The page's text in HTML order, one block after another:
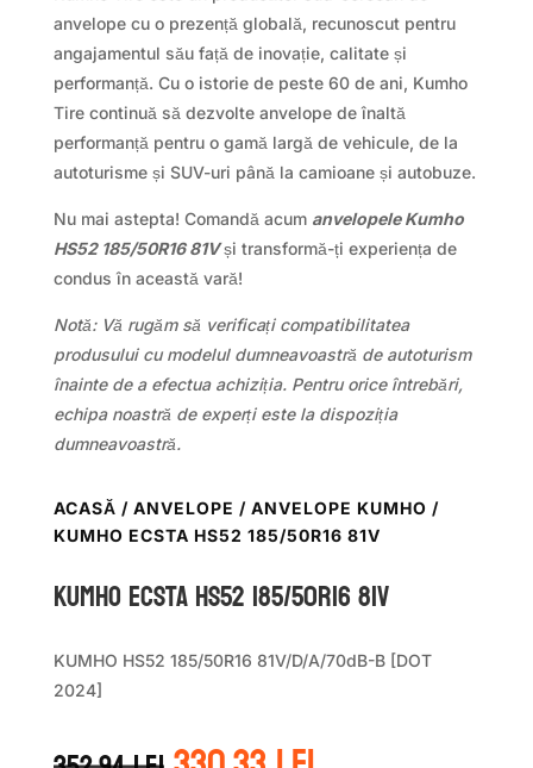
anvelope cu o prezență globală, recunoscut pentru
angajamentul său față de inovație, calitate și
performanță. Cu o istorie de peste 60 de ani, Kumho
Tire continuă să dezvolte anvelope de înaltă
performanță pentru o gamă largă de vehicule, de la
autoturisme și SUV-uri până la camioane și autobuze.
Nu mai astepta! Comandă acum anvelopele Kumho
HS52 185/50R16 81Vși transformă-ți experiența de
condus în această vară!
Notă: Vă rugăm să verificați compatibilitatea
produsului cu modelul dumneavoastră de autoturism
înainte de a efectua achiziția. Pentru orice întrebări,
echipa noastră de experți este la dispoziția
dumneavoastră.
ACASĂ / ANVELOPE / ANVELOPE KUMHO /
KUMHO ECSTA HS52 185/50R16 81V
Kumho ECSTA HS52 185/50R16 81V
KUMHO HS52 185/50R16 81V/D/A/70dB-B [DOT
2024]
Prețul Prețul